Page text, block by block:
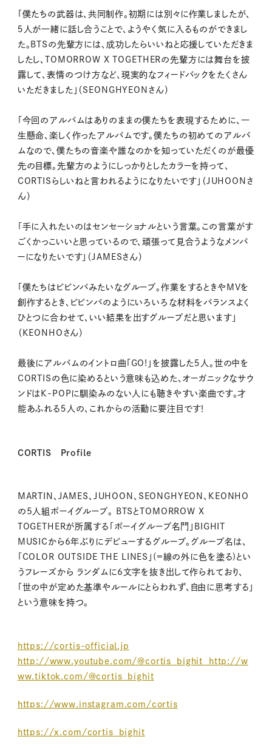
「僕たちの武器は、共同制作。初期には別々に作業しましたが、
５人が一緒に話し合うことで、ようやく気に入るものができまし
た。BTSの先輩方には、成功したらいいねと応援していただきま
したし、TOMORROW X TOGETHERの先輩方には舞台を披
露して、表情のつけ方など、現実的なフィードバックをたくさん
いただきました」（SEONGHYEONさん）
「今回のアルバムはありのままの僕たちを表現するために、一
生懸命、楽しく作ったアルバムです。僕たちの初めてのアルバ
ムなので、僕たちの音楽や誰なのかを知っていただくのが最優
先の目標。先輩方のようにしっかりとしたカラーを持って、
CORTISらしいねと言われるようになりたいです」（JUHOONさ
ん）
「手に入れたいのはセンセーショナルという言葉。この言葉がす
ごくかっこいいと思っているので、頑張って見合うようなメンバ
ーになりたいです」（JAMESさん）
「僕たちはビビンバみたいなグループ。作業をするときやMVを
創作するとき、ビビンバのようにいろいろな材料をバランスよく
ひとつに合わせて、いい結果を出すグループだと思います」
（KEONHOさん）
最後にアルバムのイントロ曲「GO!」を披露した５人。世の中を
CORTISの色に染めるという意味も込めた、オーガニックなサウ
ンドはK-POPに馴染みのない人にも聴きやすい楽曲です。才
能あふれる５人の、これからの活動に要注目です！
CORTIS Profile
MARTIN、JAMES、JUHOON、SEONGHYEON、KEONHO
の5人組ボーイグループ。 BTSとTOMORROW X
TOGETHERが所属する「ボーイグループ名門」BIGHIT
MUSICから6年ぶりにデビューするグループ。グループ名は、
「COLOR OUTSIDE THE LINES」(=線の外に色を塗る)とい
うフレーズから ランダムに6文字を抜き出して作られており、
「世の中が定めた基準やルールにとらわれず、自由に思考する」
という意味を持つ。
https://cortis-official.jp
http://www.youtube.com/@cortis_bighit
http://w
ww.tiktok.com/@cortis_bighit
https://www.instagram.com/cortis
https://x.com/cortis_bighit